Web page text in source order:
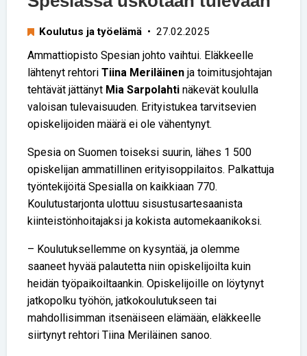
Koulutus ja työelämä • 27.02.2025
Ammattiopisto Spesian johto vaihtui. Eläkkeelle
lähtenyt rehtori Tiina Meriläinen ja toimitusjohtajan
tehtävät jättänyt Mia Sarpolahti näkevät koululla
valoisan tulevaisuuden. Erityistukea tarvitsevien
opiskelijoiden määrä ei ole vähentynyt.
Spesia on Suomen toiseksi suurin, lähes 1 500
opiskelijan ammatillinen erityisoppilaitos. Palkattuja
työntekijöitä Spesialla on kaikkiaan 770.
Koulutustarjonta ulottuu sisustusartesaanista
kiinteistönhoitajaksi ja kokista auto­mekaanikoksi.
– Koulutuksellemme on kysyntää, ja olemme
saaneet hyvää palautetta niin opiskelijoilta kuin
heidän työpaikoiltaankin. Opiskelijoille on löytynyt
jatkopolku työhön, jatkokoulutukseen tai
mahdollisimman itsenäiseen elämään, eläkkeelle
siirtynyt rehtori Tiina Meriläinen sanoo.